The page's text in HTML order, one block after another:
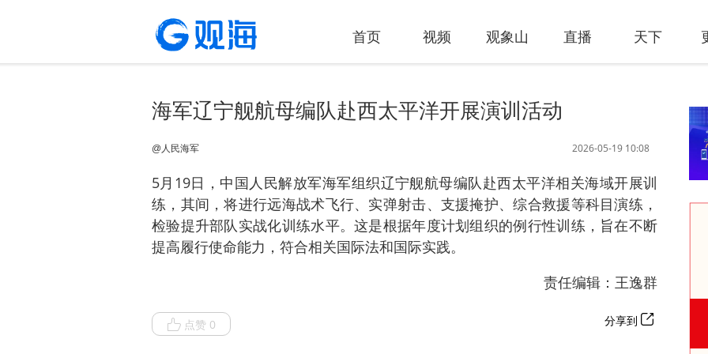
首页 视频 观象山 直播 天下
海军辽宁舰航母编队赴西太平洋开展演训活动
2026-05-19 10:08
@人民海军
5月19日，中国人民解放军海军组织辽宁舰航母编队赴西太平洋相关海域开展训
练，其间，将进行远海战术飞行、实弹射击、支援掩护、综合救援等科目演练，
检验提升部队实战化训练水平。这是根据年度计划组织的例行性训练，旨在不断
提高履行使命能力，符合相关国际法和国际实践。
责任编辑：王逸群
点赞 0 分享到